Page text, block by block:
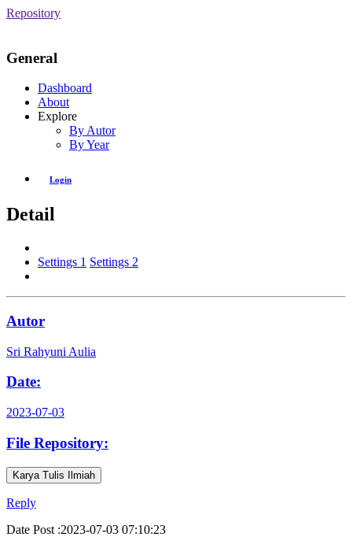
Repository
General
Dashboard
About
Explore
By Autor
By Year
Login
Detail
Settings 1 Settings 2
Autor
Sri Rahyuni Aulia
Date:
2023-07-03
File Repository:
Karya Tulis Ilmiah
Reply
Date Post :2023-07-03 07:10:23